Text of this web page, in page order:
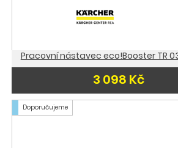
Pracovní nástavec eco!Booster TR
3 098 Kč
Doporučujeme